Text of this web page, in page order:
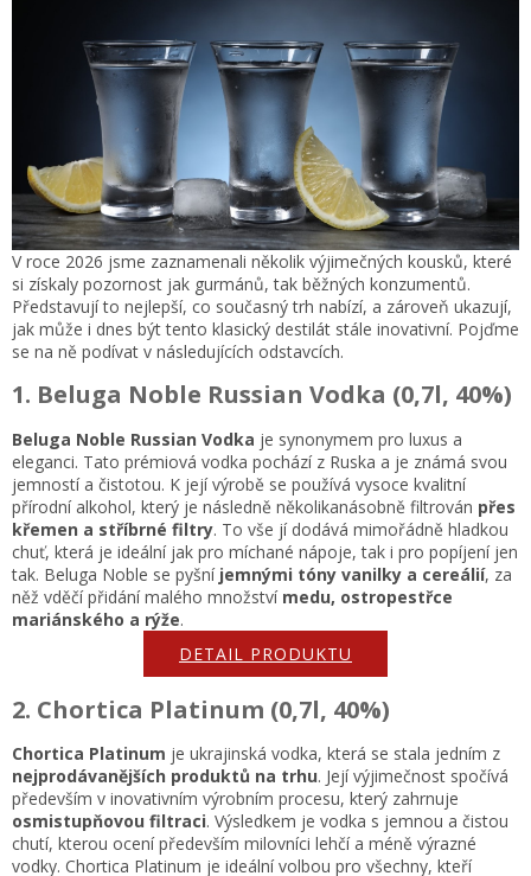
V roce 2026 jsme zaznamenali několik výjimečných kousků, které
si získaly pozornost jak gurmánů, tak běžných konzumentů.
Představují to nejlepší, co současný trh nabízí, a zároveň ukazují,
jak může i dnes být tento klasický destilát stále inovativní. Pojďme
se na ně podívat v následujících odstavcích.
1. Beluga Noble Russian Vodka (0,7l, 40%)
Beluga Noble Russian Vodka je synonymem pro luxus a
eleganci. Tato prémiová vodka pochází z Ruska a je známá svou
jemností a čistotou. K její výrobě se používá vysoce kvalitní
přírodní alkohol, který je následně několikanásobně filtrován přes
křemen a stříbrné filtry. To vše jí dodává mimořádně hladkou
chuť, která je ideální jak pro míchané nápoje, tak i pro popíjení jen
tak. Beluga Noble se pyšní jemnými tóny vanilky a cereálií, za
něž vděčí přidání malého množství medu, ostropestřce
mariánského a rýže.
DETAIL PRODUKTU
2. Chortica Platinum (0,7l, 40%)
Chortica Platinum je ukrajinská vodka, která se stala jedním z
nejprodávanějších produktů na trhu. Její výjimečnost spočívá
především v inovativním výrobním procesu, který zahrnuje
osmistupňovou filtraci. Výsledkem je vodka s jemnou a čistou
chutí, kterou ocení především milovníci lehčí a méně výrazné
vodky. Chortica Platinum je ideální volbou pro všechny, kteří